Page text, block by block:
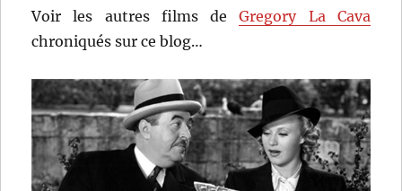
Voir les autres films deGregory La Cava
chroniqués sur ce blog…